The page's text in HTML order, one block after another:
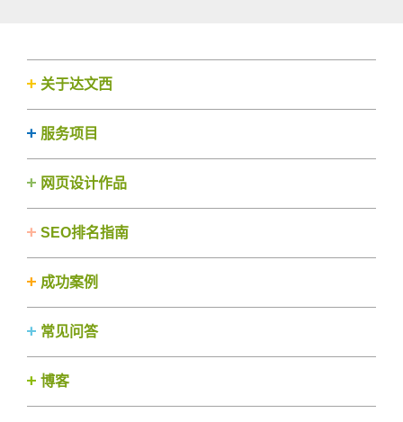
关于达文西
服务项目
网页设计作品
SEO排名指南
成功案例
常见问答
博客